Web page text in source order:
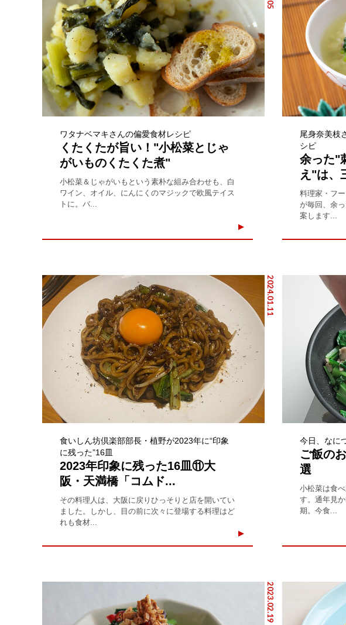
ワタナベマキさんの偏愛食材レシピ
くたくたが旨い！"小松菜とじゃ
がいものくたくた煮"
小松菜＆じゃがいもという素朴な組み合わせも、白
ワイン、オイル、にんにくのマジックで欧風テイス
トに。バ...
尾身奈美枝
シピ
余った"
え"は、
料理家・フ
が毎回、余
案します...
2024.01.11
食いしん坊倶楽部部長・植野が2023年に“印象
に残った”16皿
2023年印象に残った16皿⑪大
阪・天満橋「コムド...
その料理人は、大阪に戻りひっそりと店を開いてい
ました。しかし、目の前に次々に登場する料理はど
れも食材...
今日、なに
ご飯の
選
小松菜は食
す。通年見
期。今食...
2023.02.19